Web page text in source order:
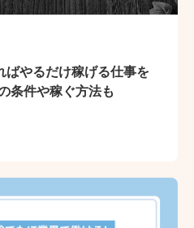
ばやるだけ稼げる仕事を
条件や稼ぐ方法も